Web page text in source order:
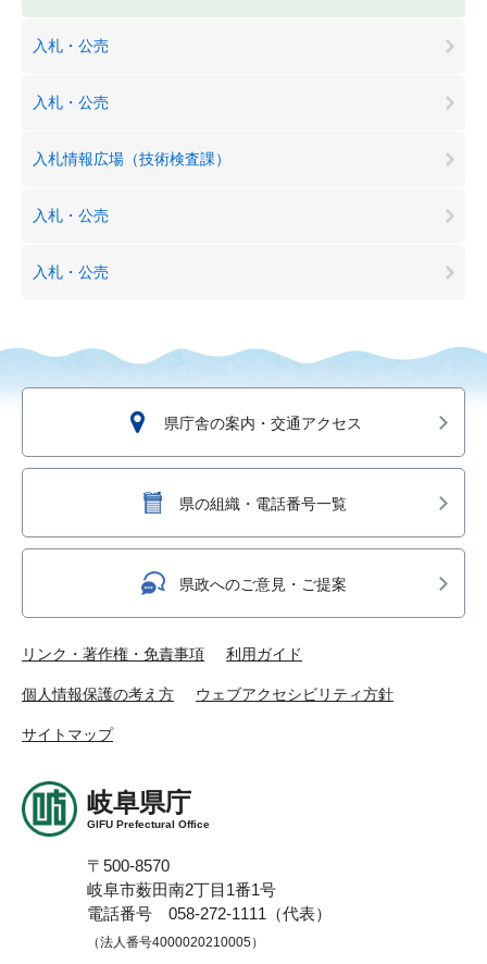
入札・公売
入札・公売
入札情報広場（技術検査課）
入札・公売
入札・公売
県庁舎の案内・交通アクセス
県の組織・電話番号一覧
県政へのご意見・ご提案
リンク・著作権・免責事項 利用ガイド
個人情報保護の考え方 ウェブアクセシビリティ方針
サイトマップ
岐阜県庁
GIFU Prefectural Office
〒500-8570
岐阜市薮田南2丁目1番1号
電話番号 058-272-1111（代表）
（法人番号4000020210005）